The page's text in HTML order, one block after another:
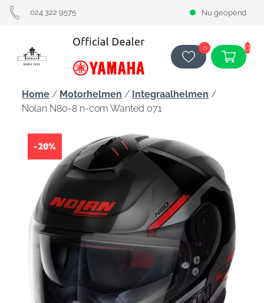
024 322 9575 Nu geopend
0 0
Home / Motorhelmen / Integraalhelmen /
Nolan N80-8 n-com Wanted 071
-20%